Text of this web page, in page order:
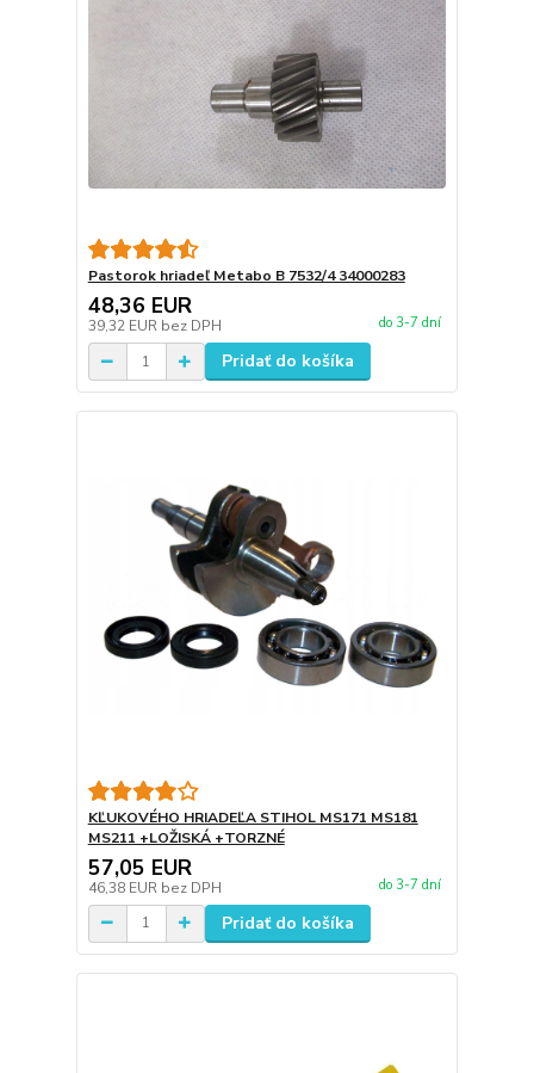
Pastorok hriadeľ Metabo B 7532/4 34000283
48,36 EUR
39,32 EUR bez DPH do 3-7 dní
Pridať do košíka
KĽUKOVÉHO HRIADEĽA STIHOL MS171 MS181
MS211 +LOŽISKÁ +TORZNÉ
57,05 EUR
46,38 EUR bez DPH do 3-7 dní
Pridať do košíka